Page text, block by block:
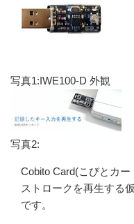
写真1:IWE100-D 外観
写真2:
Cobito Card(こびとカ
ストロークを再生する
です。